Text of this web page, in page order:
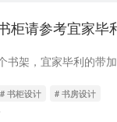
柜请参考宜家毕
# 书柜设计 # 书房设计